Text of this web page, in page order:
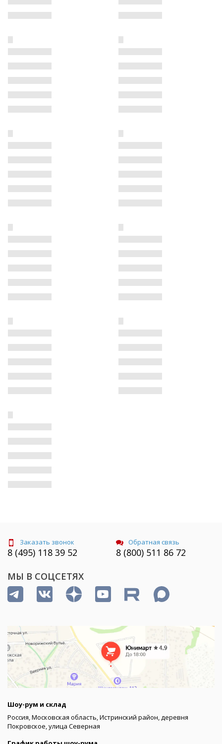
Заказать звонок
8 (495) 118 39 52
Обратная связь
8 (800) 511 86 72
МЫ В СОЦСЕТЯХ
Шоу-рум и склад
Россия, Московская область, Истринский район, деревня
Покровское, улица Северная